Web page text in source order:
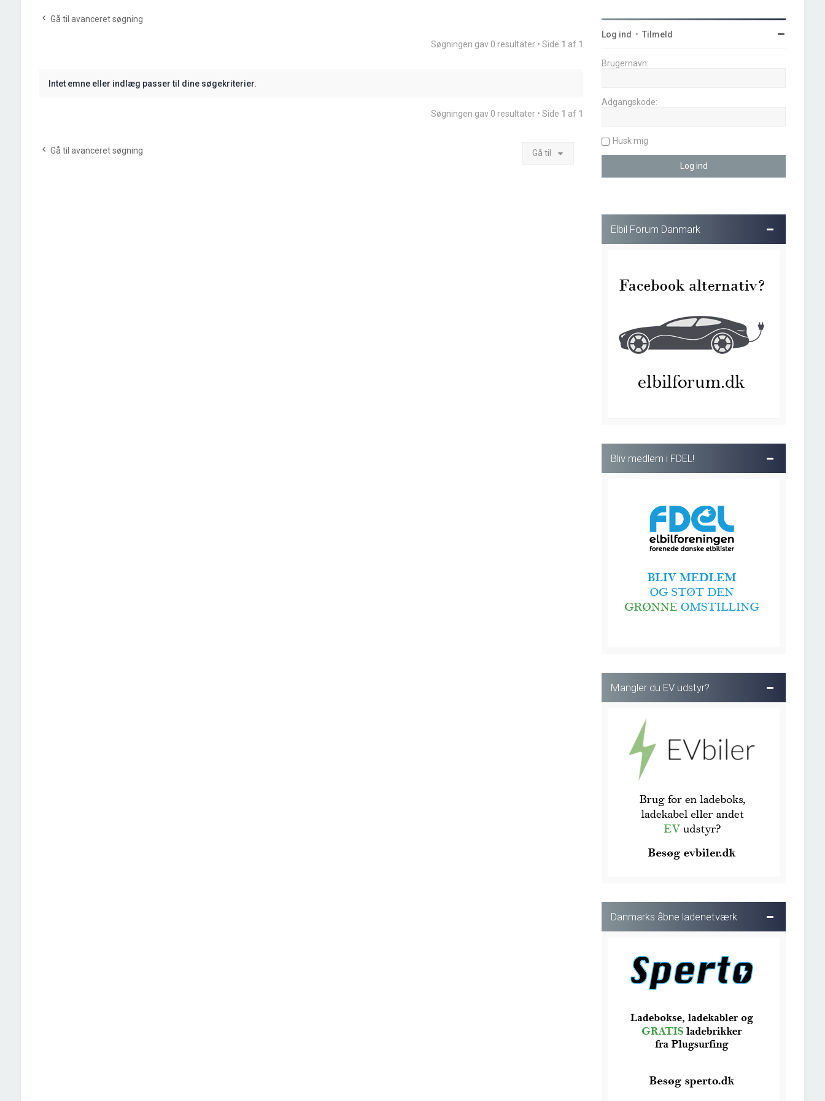
Gå til avanceret søgning
Søgningen gav 0 resultater • Side 1 af 1
Intet emne eller indlæg passer til dine søgekriterier.
Søgningen gav 0 resultater • Side 1 af 1
Gå til avanceret søgning Gå til
Log ind •Tilmeld
Brugernavn:
Adgangskode:
Husk mig
Elbil Forum Danmark
Bliv medlem i FDEL!
Mangler du EV udstyr?
Danmarks åbne ladenetværk